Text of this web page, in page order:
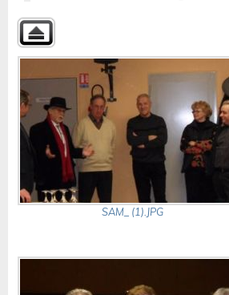
SAM_ (1).JPG